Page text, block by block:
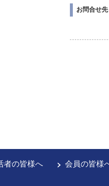
お問合せ先
者の皆様へ 会員の皆様